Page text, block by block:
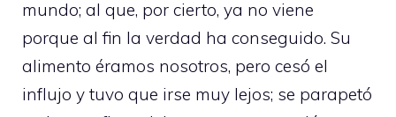
mundo; al que, por cierto, ya no viene
porque al fin la verdad ha conseguido. Su
alimento éramos nosotros, pero cesó el
influjo y tuvo que irse muy lejos; se parapetó